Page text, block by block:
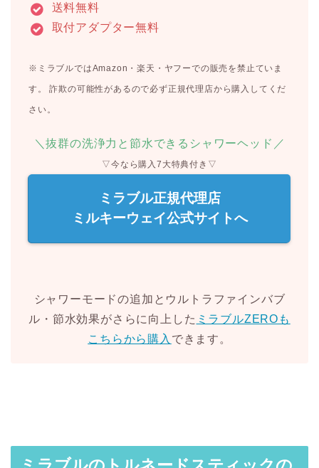
送料無料
取付アダプター無料
※ミラブルではAmazon・楽天・ヤフーでの販売を禁止ていま
す。 詐欺の可能性があるので必ず正規代理店から購入してくだ
さい。
＼抜群の洗浄力と節水できるシャワーヘッド／
▽今なら購入7大特典付き▽
ミラブル正規代理店
ミルキーウェイ公式サイトへ
シャワーモードの追加とウルトラファインバブ
ル・節水効果がさらに向上した ミラブルZEROも
こちらから購入 できます。